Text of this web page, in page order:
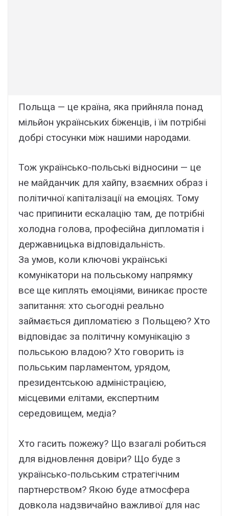
Польща — це країна, яка прийняла понад
мільйон українських біженців, і їм потрібні
добрі стосунки між нашими народами.
Тож українсько-польські відносини — це
не майданчик для хайпу, взаємних образ і
політичної капіталізації на емоціях. Тому
час припинити ескалацію там, де потрібні
холодна голова, професійна дипломатія і
державницька відповідальність.
За умов, коли ключові українські
комунікатори на польському напрямку
все ще киплять емоціями, виникає просте
запитання: хто сьогодні реально
займається дипломатією з Польщею? Хто
відповідає за політичну комунікацію з
польською владою? Хто говорить із
польським парламентом, урядом,
президентською адміністрацією,
місцевими елітами, експертним
середовищем, медіа?
Хто гасить пожежу? Що взагалі робиться
для відновлення довіри? Що буде з
українсько-польським стратегічним
партнерством? Якою буде атмосфера
довкола надзвичайно важливої для нас